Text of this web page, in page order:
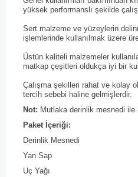
yüksek performanslı şekilde
Sert malzeme ve yüzeylerin
işlemlerinde kullanılmak üzere
Üstün kaliteli malzemeler
matkap çeşitleri oldukça iyi bir
Çalışma şekilleri rahat ve kolay
tercih sebebi haline gelmişlerdir.
Not: Mutlaka derinlik mesnedi ile
Paket İçeriği:
Derinlik Mesnedi
Yan Sap
Uç Yağı